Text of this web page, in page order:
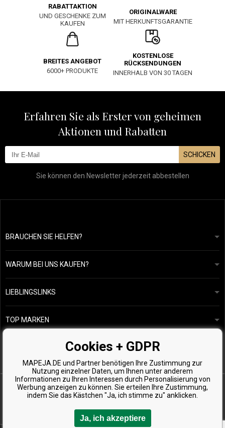
RABATTAKTION
UND GESCHENKE ZUM
KAUFEN
ORIGINALWARE
MIT HERKUNFTSGARANTIE
BREITES ANGEBOT
6000+ PRODUKTE
KOSTENLOSE
RÜCKSENDUNGEN
INNERHALB VON 30 TAGEN
Erfahren Sie als Erster von geheimen
Aktionen und Rabatten
SCHICKEN
Sie können den Newsletter jederzeit abbestellen
BRAUCHEN SIE HELFEN?
info@mapeja.de
Wir werden innerhalb von 24 Stunden antworten.
WARUM BEI UNS KAUFEN?
Allgemeine geschäftsbedingungen
Datenschutzerklärung
Übersicht über Zahlungen und Versand
Rückgabe von Waren
LIEBLINGSLINKS
Unsere Geschichte
Kostenlose Produktproben
TOP MARKEN
Kérastase
Wella Professionals
Zenz Organic
Cookies + GDPR
MAPEJA.DE und Partner benötigen Ihre Zustimmung zur
Nutzung einzelner Daten, um Ihnen unter anderem
Informationen zu Ihren Interessen durch Personalisierung von
Werbung anzeigen zu können. Sie erteilen Ihre Zustimmung,
indem Sie das Kästchen "Ja, ich stimme zu" anklicken.
Ja, ich akzeptiere